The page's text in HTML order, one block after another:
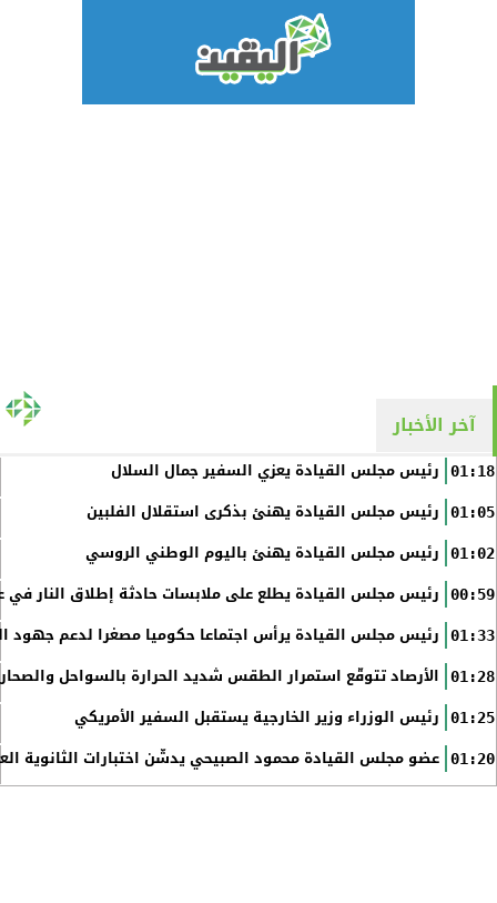
آخر الأخبار
01:18 رئيس مجلس القيادة يعزي السفير جمال السلال
01:05 رئيس مجلس القيادة يهنئ بذكرى استقلال الفلبين
01:02 رئيس مجلس القيادة يهنئ باليوم الوطني الروسي
00:59 رئيس مجلس القيادة يطلع على ملابسات حادثة إطلاق النار في
01:33 رئيس مجلس القيادة يرأس اجتماعا حكوميا مصغرا لدعم جهود
01:28 الأرصاد تتوقّع استمرار الطقس شديد الحرارة بالسواحل
01:25 رئيس الوزراء وزير الخارجية يستقبل السفير الأمريكي
01:20 عضو مجلس القيادة محمود الصبيحي يدشّن اختبارات الثانوية